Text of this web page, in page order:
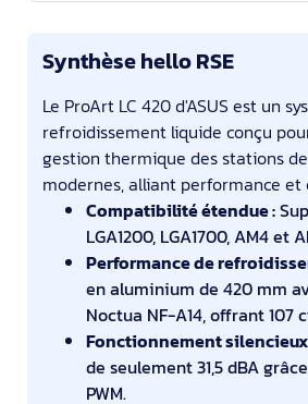
Synthèse hello RSE
Le ProArt LC 420 d'ASUS est un
refroidissement liquide conçu
gestion thermique des stations
modernes, alliant performance et
Compatibilité étendue :
LGA1200, LGA1700, AM4 et
Performance de
en aluminium de 420 mm
Noctua NF-A14, offrant 107
Fonctionnement
de seulement 31,5 dBA
PWM.